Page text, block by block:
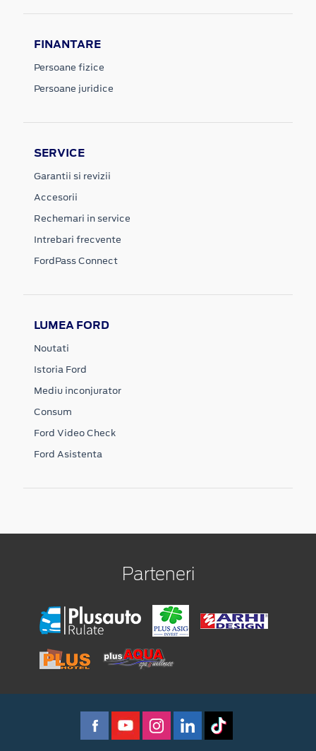
FINANTARE
Persoane fizice
Persoane juridice
SERVICE
Garantii si revizii
Accesorii
Rechemari in service
Intrebari frecvente
FordPass Connect
LUMEA FORD
Noutati
Istoria Ford
Mediu inconjurator
Consum
Ford Video Check
Ford Asistenta
Parteneri